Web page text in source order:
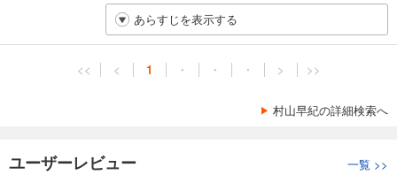
あらすじを表示する
<< < 1 ・ ・ ・ > >>
村山早紀の詳細検索へ
ユーザーレビュー 一覧 >>